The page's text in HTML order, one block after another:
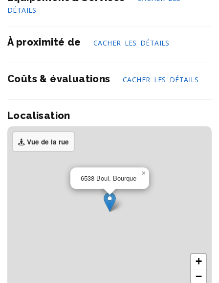
DÉTAILS
À proximité de CACHER LES DÉTAILS
Coûts & évaluations CACHER LES DÉTAILS
Localisation
Vue de la rue
6538 Boul. Bourque
×
+
−